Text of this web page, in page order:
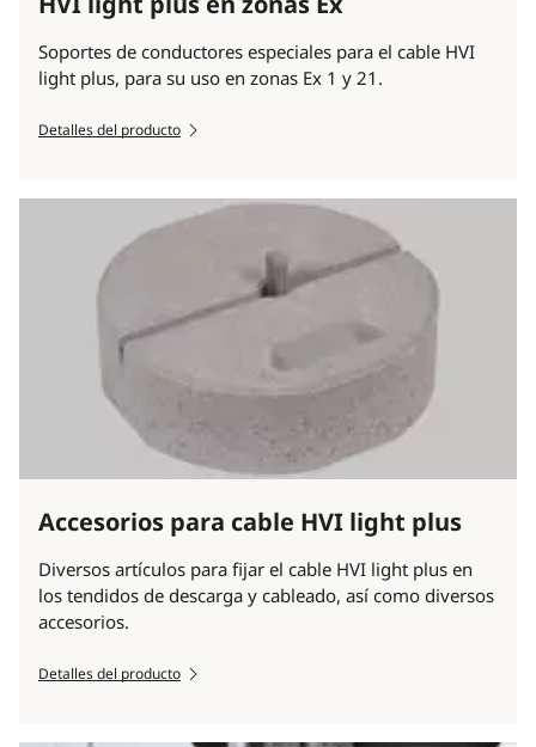
Soportes de conductores especiales para el cable HVI
light plus, para su uso en zonas Ex 1 y 21.
Detalles del producto
Accesorios para cable HVI light plus
Diversos artículos para fijar el cable HVI light plus en
los tendidos de descarga y cableado, así como diversos
accesorios.
Detalles del producto